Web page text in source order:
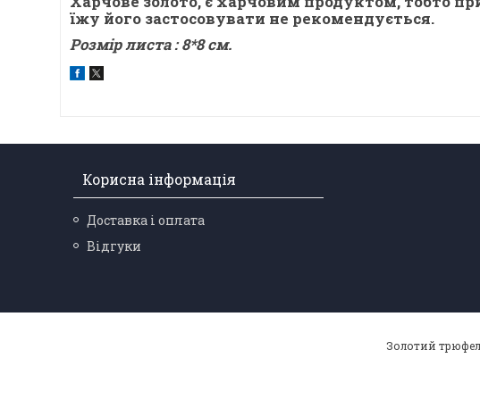
їжу його застосовувати не рекомендується.
Розмір листа : 8*8 см.
Корисна інформація
Доставка і оплата
Відгуки